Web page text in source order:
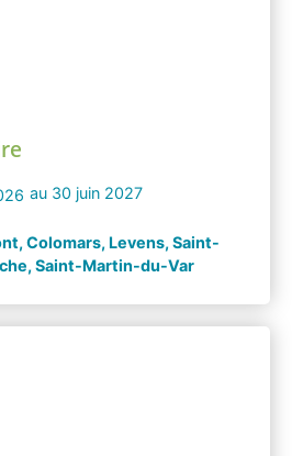
au 30 juin 2027
Colomars, Levens, Saint-
Saint-Martin-du-Var